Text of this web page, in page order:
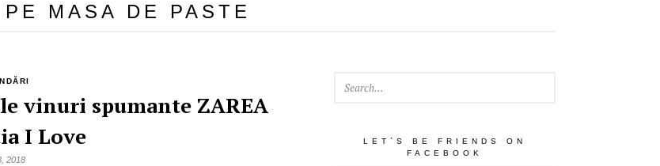
PE MASA DE PASTE
vinuri spumante ZAREA
I Love
2018
LET`S BE FRIENDS ON
FACEBOOK